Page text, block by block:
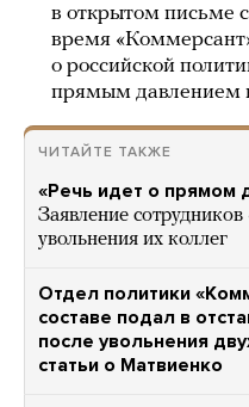
в открытом письме
время
о российской
прямым давлением
ЧИТАЙТЕ ТАКЖЕ
«Речь идет о прямом
Заявление
увольнения их коллег
Отдел политики
составе подал в
после увольнения
статьи о Матвиенко